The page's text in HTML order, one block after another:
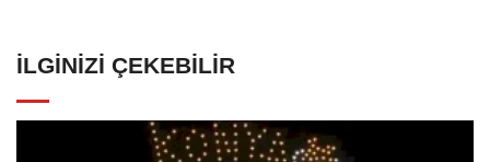
İLGINIZI ÇEKEBILIR